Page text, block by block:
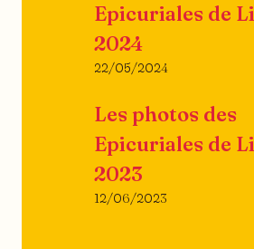
Epicuriales de
2024
22/05/2024
Les photos des
Epicuriales de
2023
12/06/2023